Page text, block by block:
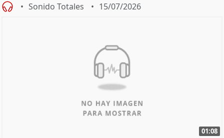
Sonido Totales 15/07/2026
01:08